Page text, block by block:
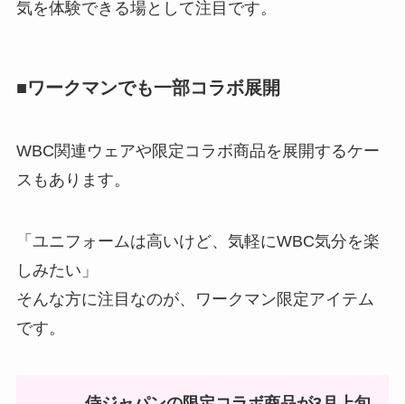
気を体験できる場として注目です。
■ワークマンでも一部コラボ展開
WBC関連ウェアや限定コラボ商品を展開するケー
スもあります。
「ユニフォームは高いけど、気軽にWBC気分を楽
しみたい」
そんな方に注目なのが、ワークマン限定アイテム
です。